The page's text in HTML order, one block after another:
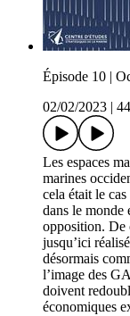
Épisode 10 |
02/02/2023
Les espaces
marines
cela était le
dans le monde
opposition. De
jusqu’ici
désormais
l’image des
doivent
économiques